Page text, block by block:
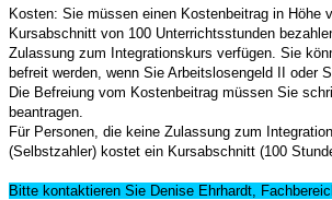
Kosten: Sie müssen einen Kostenbeitrag in Höhe
Kursabschnitt von 100 Unterrichtsstunden
Zulassung zum Integrationskurs verfügen. Sie
befreit werden, wenn Sie Arbeitslosengeld II oder
Die Befreiung vom Kostenbeitrag müssen Sie
beantragen.
Für Personen, die keine Zulassung zum
(Selbstzahler) kostet ein Kursabschnitt (100
Bitte kontaktieren Sie Denise Ehrhardt,